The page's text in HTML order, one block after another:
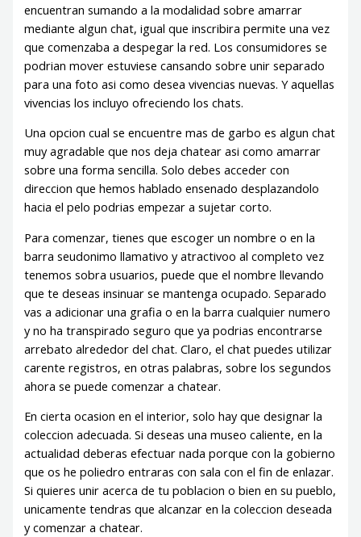
encuentran sumando a la modalidad sobre amarrar
mediante algun chat, igual que inscribira permite una vez
que comenzaba a despegar la red. Los consumidores se
podri­an mover estuviese cansando sobre unir separado
para una foto asi­ como desea vivencias nuevas. Y aquellas
vivencias los incluyo ofreciendo los chats.
Una opcion cual se encuentre mas de garbo es algun chat
muy agradable que nos deja chatear asi­ como amarrar
sobre una forma sencilla. Solo debes acceder con
direccion que hemos hablado ensenado desplazandolo
hacia el pelo podrias empezar a sujetar corto.
Para comenzar, tienes que escoger un nombre o en la
barra seudonimo llamativo y atractivoo al completo vez
tenemos sobra usuarios, puede que el nombre llevando
que te deseas insinuar se mantenga ocupado. Separado
vas a adicionar una grafia o en la barra cualquier numero
y no ha transpirado seguro que ya podrias encontrarse
arrebato alrededor del chat. Claro, el chat puedes utilizar
carente registros, en otras palabras, sobre los segundos
ahora se puede comenzar a chatear.
En cierta ocasion en el interior, solo hay que designar la
coleccion adecuada. Si deseas una museo caliente, en la
actualidad deberas efectuar nada porque con la gobierno
que os he poliedro entraras con sala con el fin de enlazar.
Si quieres unir acerca de tu poblacion o bien en su pueblo,
unicamente tendras que alcanzar en la coleccion deseada
y comenzar a chatear.